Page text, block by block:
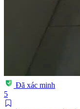
Đã xác minh
5